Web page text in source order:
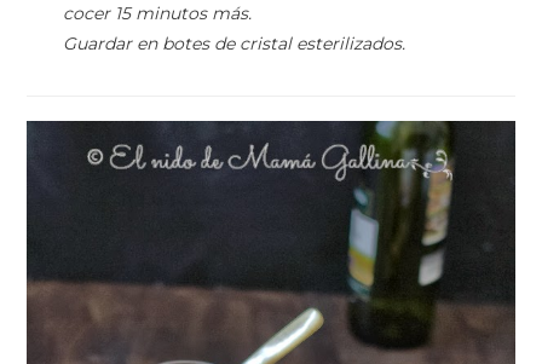
cocer 15 minutos más.
Guardar en botes de cristal esterilizados.